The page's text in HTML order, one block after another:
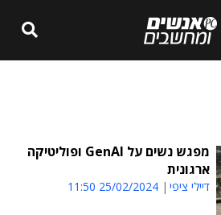
מפגש נשים על GenAI ופוליטיקה
ארגונית
דיילי ציפי 25/02/2024 11:50